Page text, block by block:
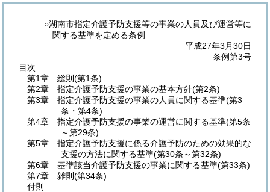
○湖南市指定介護予防支援等の事業の人員及び運営等に
関する基準を定める条例
平成27年3月30日
条例第3号
目次
第1章
総則 (第1条)
第2章
指定介護予防支援の事業の基本方針(第2条)
第3章
指定介護予防支援の事業の人員に関する基準(第3
条・第4条)
第4章
指定介護予防支援の事業の運営に関する基準(第5条
～第29条)
第5章
指定介護予防支援に係る介護予防のための効果的な
支援の方法に関する基準(第30条～第32条)
第6章
基準該当介護予防支援の事業に関する基準(第33条)
第7章
雑則 (第34条)
付則